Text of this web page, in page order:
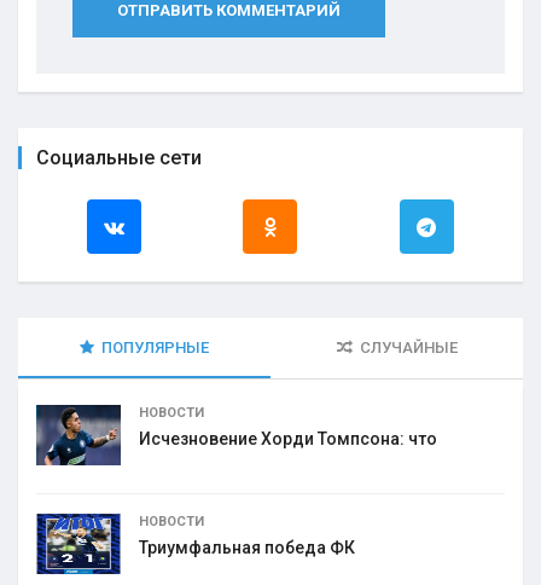
ОТПРАВИТЬ КОММЕНТАРИЙ
Социальные сети
ПОПУЛЯРНЫЕ СЛУЧАЙНЫЕ
НОВОСТИ
Исчезновение Хорди Томпсона: что
НОВОСТИ
Триумфальная победа ФК